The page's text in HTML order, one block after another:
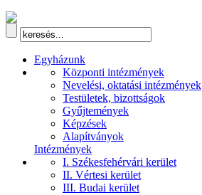
Egyházunk
Központi intézmények
Nevelési, oktatási intézmények
Testületek, bizottságok
Gyűjtemények
Képzések
Alapítványok
Intézmények
I. Székesfehérvári kerület
II. Vértesi kerület
III. Budai kerület